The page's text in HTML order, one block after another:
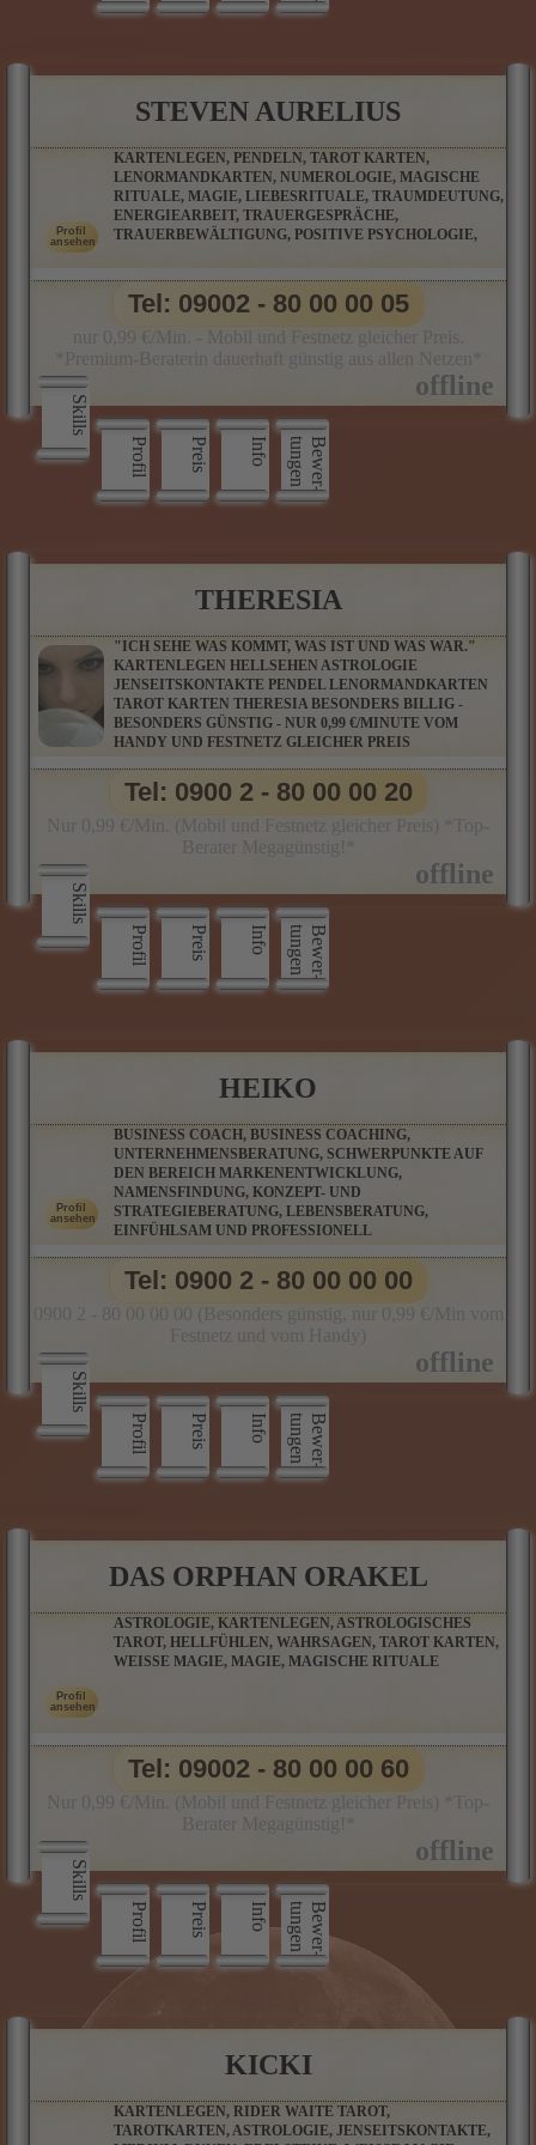
STEVEN AURELIUS
KARTENLEGEN, PENDELN, TAROT KARTEN,
LENORMANDKARTEN, NUMEROLOGIE, MAGISCHE
RITUALE, MAGIE, LIEBESRITUALE, TRAUMDEUTUNG,
ENERGIEARBEIT, TRAUERGESPRÄCHE,
TRAUERBEWÄLTIGUNG, POSITIVE PSYCHOLOGIE,
Skills
Profil
Preis Info B
e
w
e
r
­
t
u
n
g
e
n
Tel: 09002 - 80 00 00 05
THERESIA
"ICH SEHE WAS KOMMT, WAS IST UND WAS WAR."
KARTENLEGEN HELLSEHEN ASTROLOGIE
JENSEITSKONTAKTE PENDEL LENORMANDKARTEN
TAROT KARTEN THERESIA BESONDERS BILLIG -
BESONDERS GÜNSTIG - NUR 0,99 €/MINUTE VOM
HANDY UND FESTNETZ GLEICHER PREIS
Skills
Profil
Preis Info B
e
w
e
r
­
t
u
n
g
e
n
Tel: 0900 2 - 80 00 00 20
HEIKO
BUSINESS COACH, BUSINESS COACHING,
UNTERNEHMENSBERATUNG, SCHWERPUNKTE AUF
DEN BEREICH MARKENENTWICKLUNG,
NAMENSFINDUNG, KONZEPT- UND
STRATEGIEBERATUNG, LEBENSBERATUNG,
EINFÜHLSAM UND PROFESSIONELL
Skills
Profil
Preis Info B
e
w
e
r
­
t
u
n
g
e
n
Tel: 0900 2 - 80 00 00 00
DAS ORPHAN ORAKEL
ASTROLOGIE, KARTENLEGEN, ASTROLOGISCHES
TAROT, HELLFÜHLEN, WAHRSAGEN, TAROT KARTEN,
WEISSE MAGIE, MAGIE, MAGISCHE RITUALE
Skills
Profil
Preis Info B
e
w
e
r
­
t
u
n
g
e
n
Tel: 09002 - 80 00 00 60
KICKI
KARTENLEGEN, RIDER WAITE TAROT,
TAROTKARTEN, ASTROLOGIE, JENSEITSKONTAKTE,